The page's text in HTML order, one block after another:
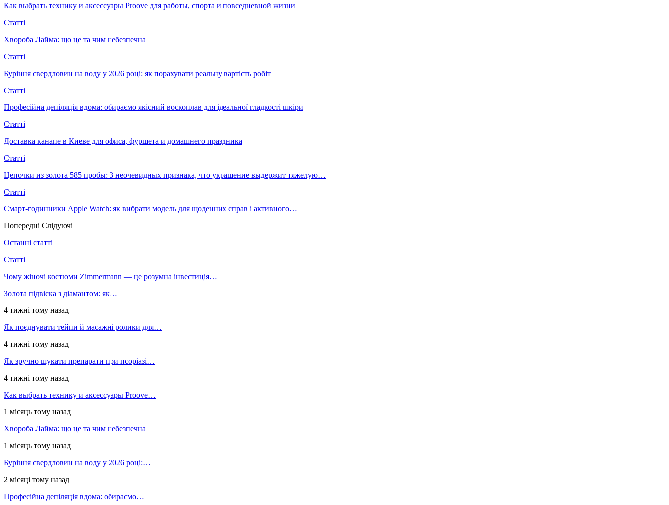
Как выбрать технику и аксессуары Proove для работы, спорта и повседневной жизни
Статті
Хвороба Лайма: що це та чим небезпечна
Статті
Буріння свердловин на воду у 2026 році: як порахувати реальну вартість робіт
Статті
Професійна депіляція вдома: обираємо якісний воскоплав для ідеальної гладкості шкіри
Статті
Доставка канапе в Киеве для офиса, фуршета и домашнего праздника
Статті
Цепочки из золота 585 пробы: 3 неочевидных признака, что украшение выдержит тяжелую…
Статті
Смарт-годинники Apple Watch: як вибрати модель для щоденних справ і активного…
Попередні Слідуючі
Останні статті
Статті
Чому жіночі костюми Zimmermann — це розумна інвестиція…
Золота підвіска з діамантом: як…
4 тижні тому назад
Як поєднувати тейпи й масажні ролики для…
4 тижні тому назад
Як зручно шукати препарати при псоріазі…
4 тижні тому назад
Как выбрать технику и аксессуары Proove…
1 місяць тому назад
Хвороба Лайма: що це та чим небезпечна
1 місяць тому назад
Буріння свердловин на воду у 2026 році:…
2 місяці тому назад
Професійна депіляція вдома: обираємо…